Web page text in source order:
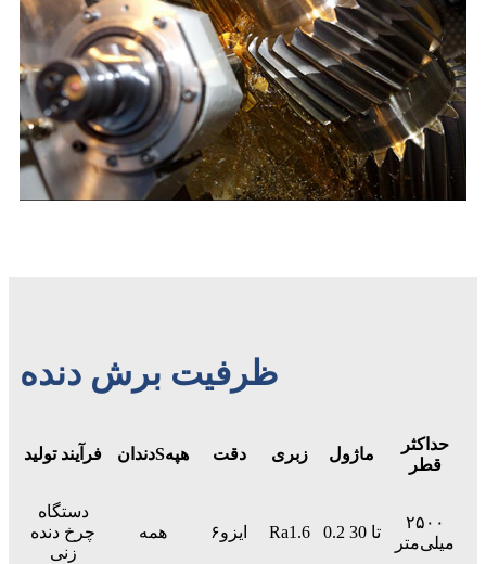
ظرفیت برش دنده
فرآیند تولید دندانSهپه دقت زبری ماژول
حداکثر
قطر
دستگاه
چرخ دنده
زنی
همه ایزو۶ Ra1.6 0.2 تا 30
۲۵۰۰
میلی‌متر